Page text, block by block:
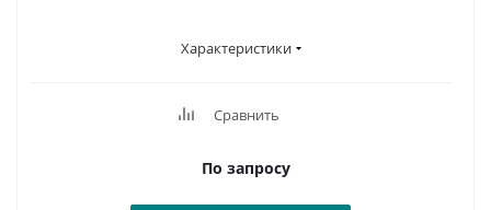
Характеристики
Сравнить
По запросу